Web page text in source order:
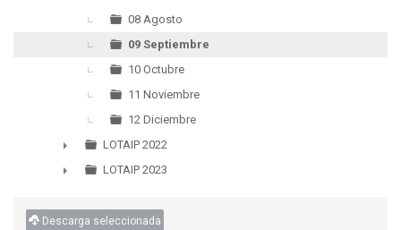
08 Agosto
09 Septiembre
10 Octubre
11 Noviembre
12 Diciembre
►
LOTAIP 2022
LOTAIP 2023
Descarga seleccionada